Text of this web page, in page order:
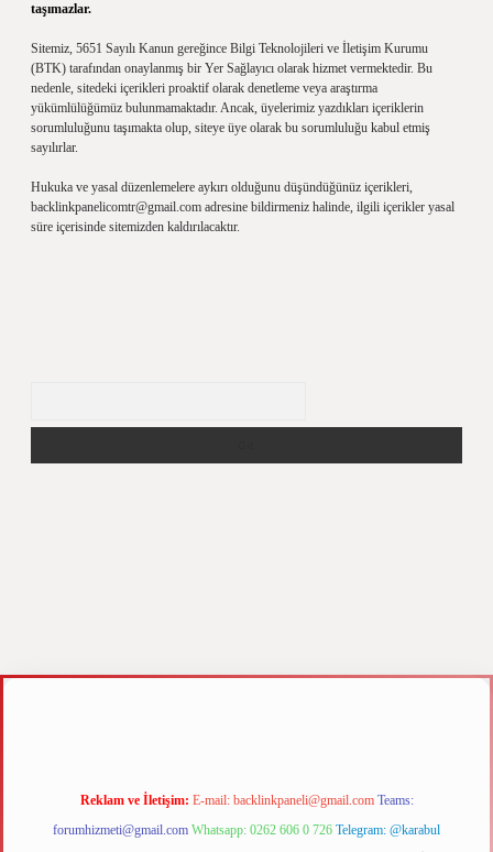
taşımazlar.
Sitemiz, 5651 Sayılı Kanun gereğince Bilgi Teknolojileri ve İletişim Kurumu
(BTK) tarafından onaylanmış bir Yer Sağlayıcı olarak hizmet vermektedir. Bu
nedenle, sitedeki içerikleri proaktif olarak denetleme veya araştırma
yükümlülüğümüz bulunmamaktadır. Ancak, üyelerimiz yazdıkları içeriklerin
sorumluluğunu taşımakta olup, siteye üye olarak bu sorumluluğu kabul etmiş
sayılırlar.
Hukuka ve yasal düzenlemelere aykırı olduğunu düşündüğünüz içerikleri,
backlinkpanelicomtr@gmail.com adresine bildirmeniz halinde, ilgili içerikler yasal
süre içerisinde sitemizden kaldırılacaktır.
m elexbet
Reklam ve İletişim: E-mail: backlinkpaneli@gmail.com Teams:
forumhizmeti@gmail.com Whatsapp: 0262 606 0 726 Telegram: @karabul